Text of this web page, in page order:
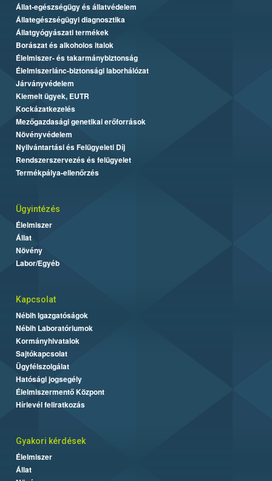
Állat-egészségügy és állatvédelem
Állategészségügyi diagnosztika
Állatgyógyászati termékek
Borászat és alkoholos italok
Élelmiszer- és takarmánybiztonság
Élelmiszerlánc-biztonsági laborhálózat
Járványvédelem
Kiemelt ügyek, EUTR
Kockázatkezelés
Mezőgazdasági genetikai erőforrások
Növényvédelem
Nyilvántartási és Felügyeleti Díj
Rendszerszervezés és felügyelet
Termékpálya-ellenőrzés
Ügyintézés
Élelmiszer
Állat
Növény
Labor/Egyéb
Kapcsolat
Nébih Igazgatóságok
Nébih Laboratóriumok
Kormányhivatalok
Sajtókapcsolat
Ügyfélszolgálat
Hatósági jogsegély
Élelmiszermentő Központ
Hírlevél feliratkozás
Gyakori kérdések
Élelmiszer
Állat